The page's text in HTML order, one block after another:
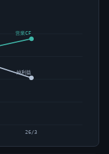
営業CF
純利益
26/3